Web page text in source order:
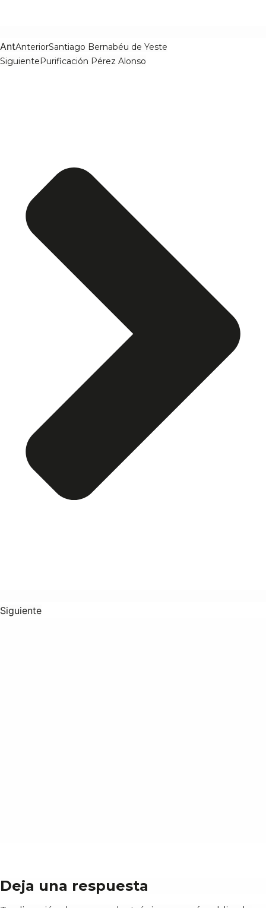
AntAnteriorSantiago Bernabéu de Yeste
SiguientePurificación Pérez Alonso
Siguiente
Deja una respuesta